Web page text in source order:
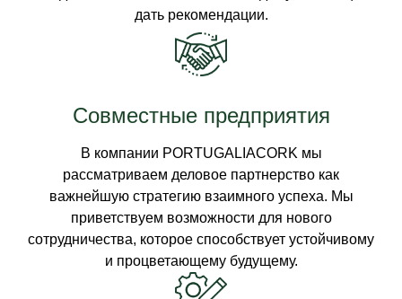
дать рекомендации.
Совместные предприятия
В компании PORTUGALIACORK мы
рассматриваем деловое партнерство как
важнейшую стратегию взаимного успеха. Мы
приветствуем возможности для нового
сотрудничества, которое способствует устойчивому
и процветающему будущему.